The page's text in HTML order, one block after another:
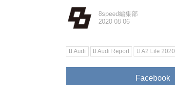
8speed編集部
Audi Audi Report A2 Life 2020
Facebook